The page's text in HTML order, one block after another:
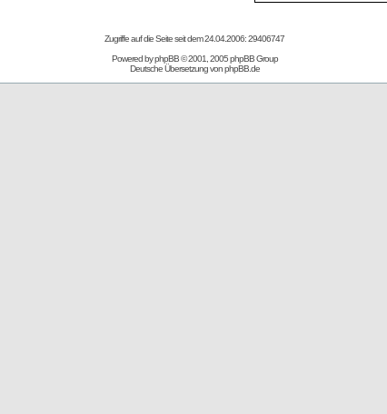
Zugriffe auf die Seite seit dem 24.04.2006: 29406747
Powered byphpBB© 2001, 2005 phpBB Group
Deutsche Übersetzung vonphpBB.de